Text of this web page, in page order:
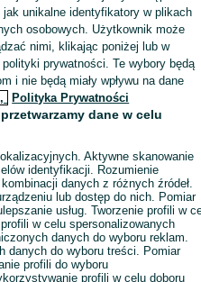
Kup
unikalne identyfikatory w plikach
osobowych. Użytkownik może
nimi, klikając poniżej lub w
prywatności. Te wybory będą
i nie będą miały wpływu na dane
Polityka Prywatności
dane w celu
Aktywne skanowanie
identyfikacji. Rozumienie
danych z różnych źródeł.
lub dostęp do nich. Pomiar
usług. Tworzenie profili w
w celu spersonalizowanych
danych do wyboru reklam.
danych do wyboru treści. Pomiar
profili do wyboru
profili w celu doboru